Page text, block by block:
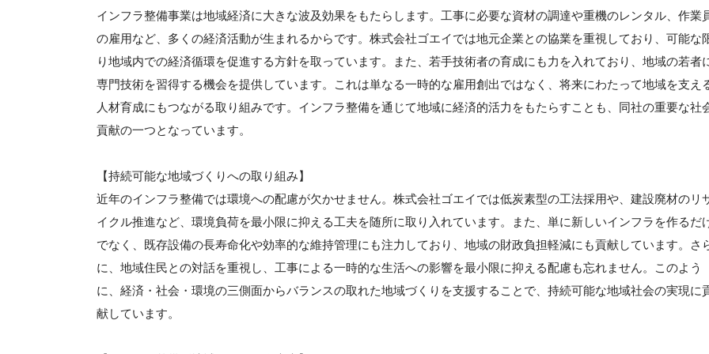
インフラ整備事業は地域経済に大きな波及効果をもたらします。工事に必要な資材の調達や重機のレンタル、作業
の雇用など、多くの経済活動が生まれるからです。株式会社ゴエイでは地元企業との協業を重視しており、可能な
り地域内での経済循環を促進する方針を取っています。また、若手技術者の育成にも力を入れており、地域の若者
専門技術を習得する機会を提供しています。これは単なる一時的な雇用創出ではなく、将来にわたって地域を支え
人材育成にもつながる取り組みです。インフラ整備を通じて地域に経済的活力をもたらすことも、同社の重要な社
貢献の一つとなっています。
【持続可能な地域づくりへの取り組み】
近年のインフラ整備では環境への配慮が欠かせません。株式会社ゴエイでは低炭素型の工法採用や、建設廃材のリ
イクル推進など、環境負荷を最小限に抑える工夫を随所に取り入れています。また、単に新しいインフラを作るだ
でなく、既存設備の長寿命化や効率的な維持管理にも注力しており、地域の財政負担軽減にも貢献しています。さ
に、地域住民との対話を重視し、工事による一時的な生活への影響を最小限に抑える配慮も忘れません。このよう
に、経済・社会・環境の三側面からバランスの取れた地域づくりを支援することで、持続可能な地域社会の実現に
献しています。